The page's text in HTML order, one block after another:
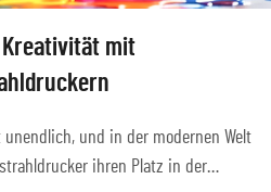
Kreativität mit
und in der modernen Welt
ihren Platz in der